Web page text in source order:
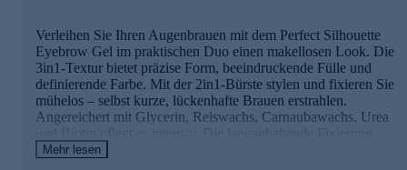
einen ausdrucksstarken Look. Gleich online bestellen.
Verleihen Sie Ihren Augenbrauen mit dem Perfect Silhouette
Eyebrow Gel im praktischen Duo einen makellosen Look. Die
3in1-Textur bietet präzise Form, beeindruckende Fülle und
definierende Farbe. Mit der 2in1-Bürste stylen und fixieren Sie
mühelos – selbst kurze, lückenhafte Brauen erstrahlen.
Angereichert mit Glycerin, Reiswachs, Carnaubawachs, Urea
und Biotin pflegt es intensiv. Die langanhaltende Fixierung
sorgt für einen gepflegten Look, der den ganzen Tag hält.
Mehr lesen